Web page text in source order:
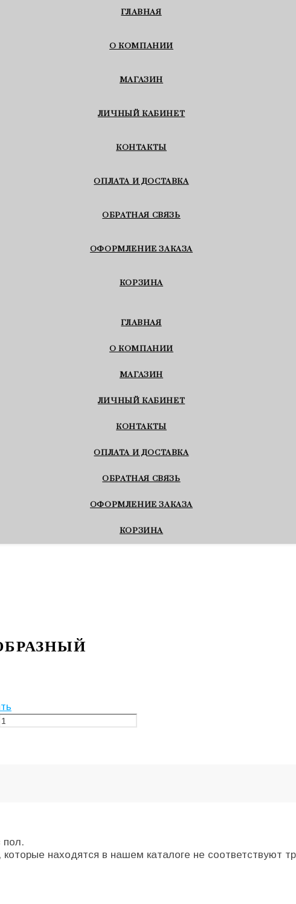
ГЛАВНАЯ
О КОМПАНИИ
МАГАЗИН
ЛИЧНЫЙ КАБИНЕТ
КОНТАКТЫ
ОПЛАТА И ДОСТАВКА
ОБРАТНАЯ СВЯЗЬ
ОФОРМЛЕНИЕ ЗАКАЗА
КОРЗИНА
ГЛАВНАЯ
О КОМПАНИИ
МАГАЗИН
ЛИЧНЫЙ КАБИНЕТ
КОНТАКТЫ
ОПЛАТА И ДОСТАВКА
ОБРАТНАЯ СВЯЗЬ
ОФОРМЛЕНИЕ ЗАКАЗА
КОРЗИНА
пол.
находятся в нашем каталоге не соответствуют